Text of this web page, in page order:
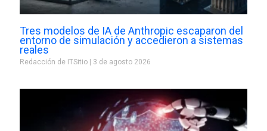
Tres modelos de IA de Anthropic escaparon del
entorno de simulación y accedieron a sistemas
reales
Redacción de ITSitio 3 de agosto 2026